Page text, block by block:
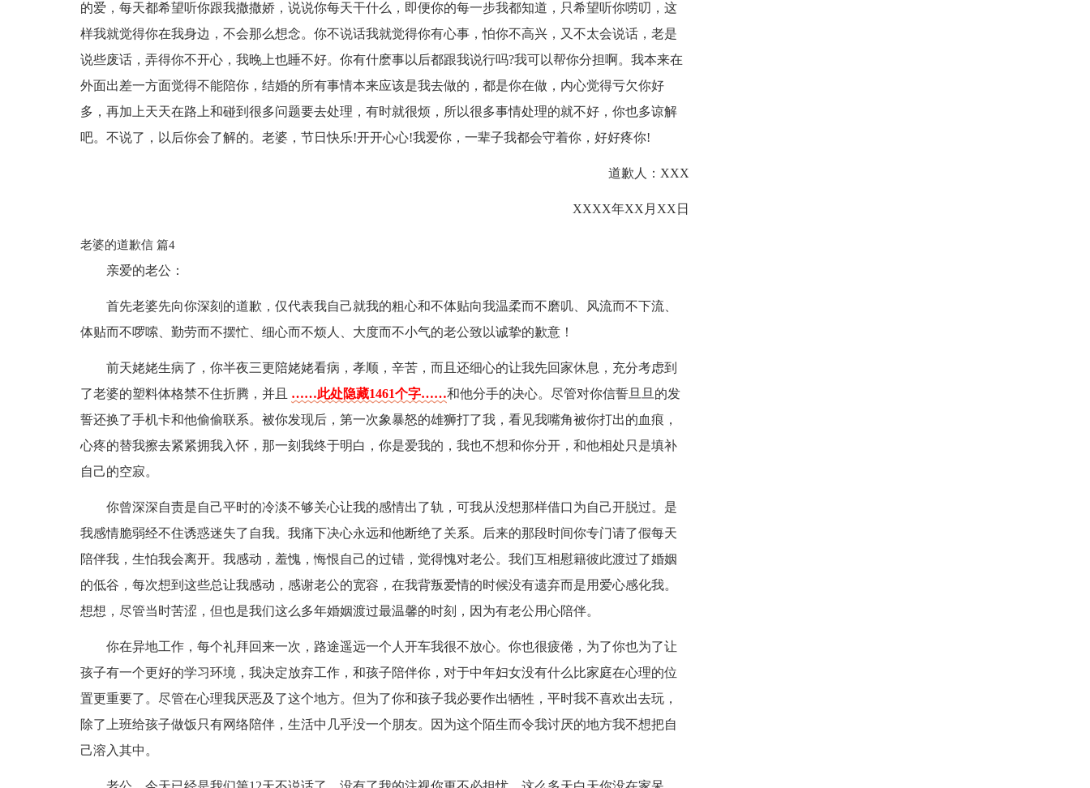
的爱，每天都希望听你跟我撒撒娇，说说你每天干什么，即便你的每一步我都知道，只希望听你唠叨，这
样我就觉得你在我身边，不会那么想念。你不说话我就觉得你有心事，怕你不高兴，又不太会说话，老是
说些废话，弄得你不开心，我晚上也睡不好。你有什麽事以后都跟我说行吗?我可以帮你分担啊。我本来在
外面出差一方面觉得不能陪你，结婚的所有事情本来应该是我去做的，都是你在做，内心觉得亏欠你好
多，再加上天天在路上和碰到很多问题要去处理，有时就很烦，所以很多事情处理的就不好，你也多谅解
吧。不说了，以后你会了解的。老婆，节日快乐!开开心心!我爱你，一辈子我都会守着你，好好疼你!
道歉人：XXX
XXXX年XX月XX日
老婆的道歉信 篇4
亲爱的老公：
首先老婆先向你深刻的道歉，仅代表我自己就我的粗心和不体贴向我温柔而不磨叽、风流而不下流、
体贴而不啰嗦、勤劳而不摆忙、细心而不烦人、大度而不小气的老公致以诚挚的歉意！
前天姥姥生病了，你半夜三更陪姥姥看病，孝顺，辛苦，而且还细心的让我先回家休息，充分考虑到
了老婆的塑料体格禁不住折腾，并且 ……此处隐藏1461个字……和他分手的决心。尽管对你信誓旦旦的发
誓还换了手机卡和他偷偷联系。被你发现后，第一次象暴怒的雄狮打了我，看见我嘴角被你打出的血痕，
心疼的替我擦去紧紧拥我入怀，那一刻我终于明白，你是爱我的，我也不想和你分开，和他相处只是填补
自己的空寂。
你曾深深自责是自己平时的冷淡不够关心让我的感情出了轨，可我从没想那样借口为自己开脱过。是
我感情脆弱经不住诱惑迷失了自我。我痛下决心永远和他断绝了关系。后来的那段时间你专门请了假每天
陪伴我，生怕我会离开。我感动，羞愧，悔恨自己的过错，觉得愧对老公。我们互相慰籍彼此渡过了婚姻
的低谷，每次想到这些总让我感动，感谢老公的宽容，在我背叛爱情的时候没有遗弃而是用爱心感化我。
想想，尽管当时苦涩，但也是我们这么多年婚姻渡过最温馨的时刻，因为有老公用心陪伴。
你在异地工作，每个礼拜回来一次，路途遥远一个人开车我很不放心。你也很疲倦，为了你也为了让
孩子有一个更好的学习环境，我决定放弃工作，和孩子陪伴你，对于中年妇女没有什么比家庭在心理的位
置更重要了。尽管在心理我厌恶及了这个地方。但为了你和孩子我必要作出牺牲，平时我不喜欢出去玩，
除了上班给孩子做饭只有网络陪伴，生活中几乎没一个朋友。因为这个陌生而令我讨厌的地方我不想把自
己溶入其中。